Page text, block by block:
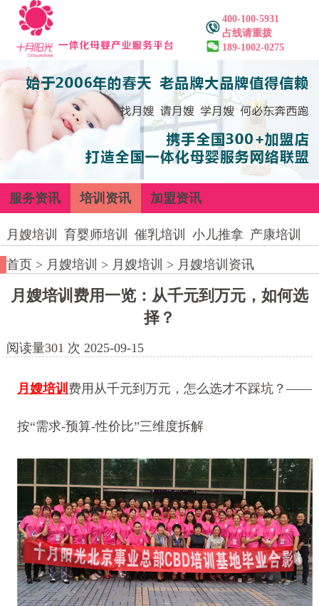
400-100-5931
占线请重拨
189-1002-0275
服务资讯 培训资讯 加盟资讯
月嫂培训 育婴师培训 催乳培训 小儿推拿 产康培训
首页> 月嫂培训 > 月嫂培训 > 月嫂培训资讯
月嫂培训费用一览：从千元到万元，如何选
择？
阅读量301 次 2025-09-15
月嫂培训 费用从千元到万元，怎么选才不踩坑？——
按“需求-预算-性价比”三维度拆解